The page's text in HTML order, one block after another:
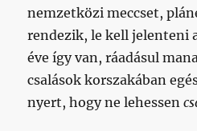
nemzetközi meccset,
rendezik, le kell jelenteni
éve így van, ráadásul
csalások korszakában
nyert, hogy ne lehessen